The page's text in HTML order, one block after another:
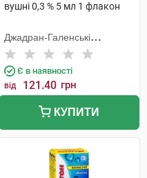
вушні 0,3 % 5 мл 1 флакон
Джадран-Галенські
Лабораторій
Є в наявності
від 121.40 грн
КУПИТИ